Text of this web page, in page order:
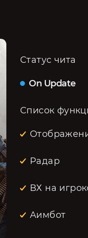
Статус чита
On Update
Список
Радар
ВХ на
Аимбот